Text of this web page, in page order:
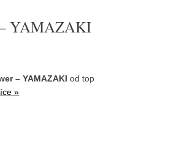
YAMAZAKI
– YAMAZAKI od top
»